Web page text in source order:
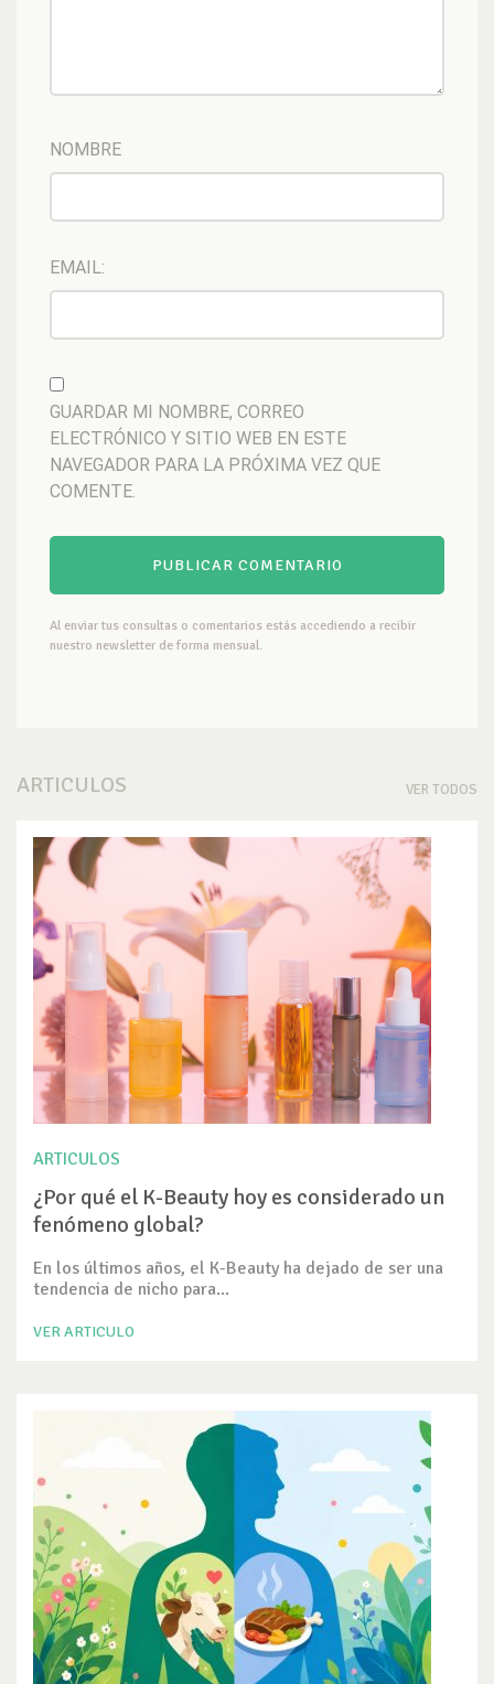
NOMBRE
EMAIL:
GUARDAR MI NOMBRE, CORREO
ELECTRÓNICO Y SITIO WEB EN ESTE
NAVEGADOR PARA LA PRÓXIMA VEZ QUE
COMENTE.
Al enviar tus consultas o comentarios estás accediendo a recibir
nuestro newsletter de forma mensual.
ARTICULOS VER TODOS
ARTICULOS
¿Por qué el K-Beauty hoy es considerado un
fenómeno global?
En los últimos años, el K-Beauty ha dejado de ser una
tendencia de nicho para...
VER ARTICULO